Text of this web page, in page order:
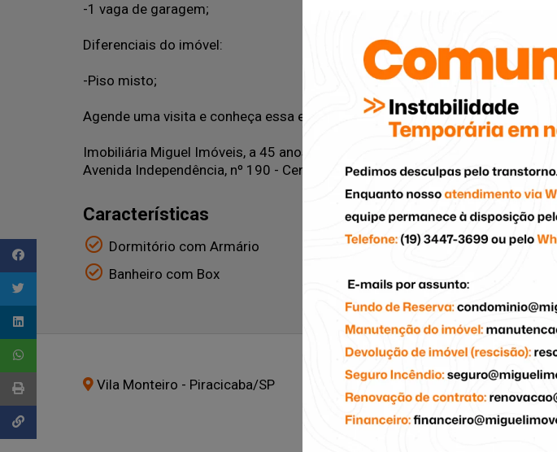
-1 vaga de garagem;
Diferenciais do imóvel:
-Piso misto;
Agende uma visita e conheça essa excelente oportunidade!
Imobiliária Miguel Imóveis, a 45 anos conectando pessoas aos imóveis certos.
Avenida Independência, nº 190 - Centro - Piracicaba/SP
Características
Dormitório com Armário
Banheiro com Armário
Banheiro com Box
Vila Monteiro - Piracicaba/SP